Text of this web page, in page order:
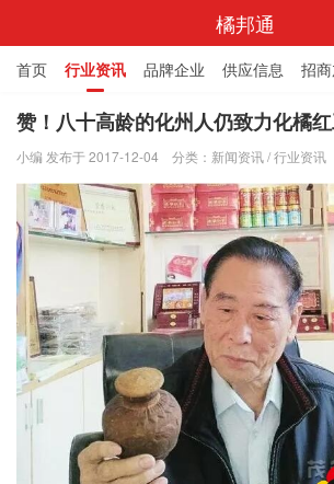
橘邦通
首页 行业资讯 品牌企业 供应信息 招
标准与产值 化橘红科普 化橘红专卖店
赞！八十高龄的化州人仍致力化橘红
小编 发布于 2017-12-04 分类： 新闻资讯/行业资讯